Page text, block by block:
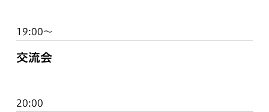
19:00〜
交流会
20:00